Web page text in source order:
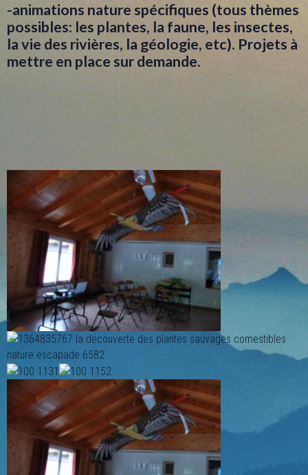
-animations nature spécifiques (tous thèmes
possibles: les plantes, la faune, les insectes,
la vie des rivières, la géologie, etc). Projets à
mettre en place sur demande.